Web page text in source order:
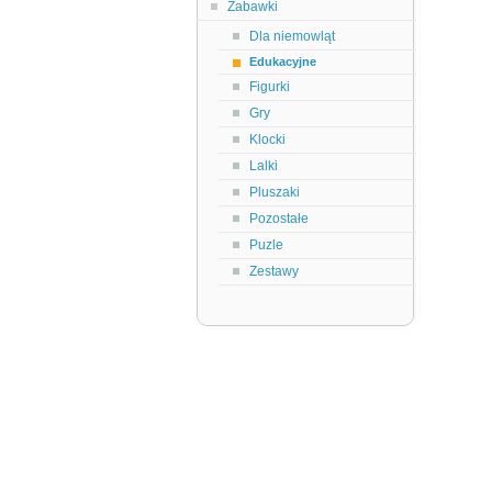
Zabawki
Dla niemowląt
Edukacyjne
Figurki
Gry
Klocki
Lalki
Pluszaki
Pozostałe
Puzle
Zestawy